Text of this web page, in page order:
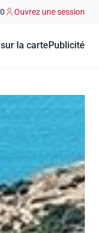
0 Ouvrez une session
la carte Publicité